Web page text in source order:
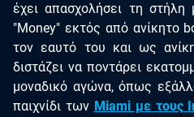
έχει απασχολήσει τη
"Μoney" εκτός από ανίκητο
τον εαυτό του και ως
διστάζει να ποντάρει
μοναδικό αγώνα, όπως
παιχνίδι των Miami με τους